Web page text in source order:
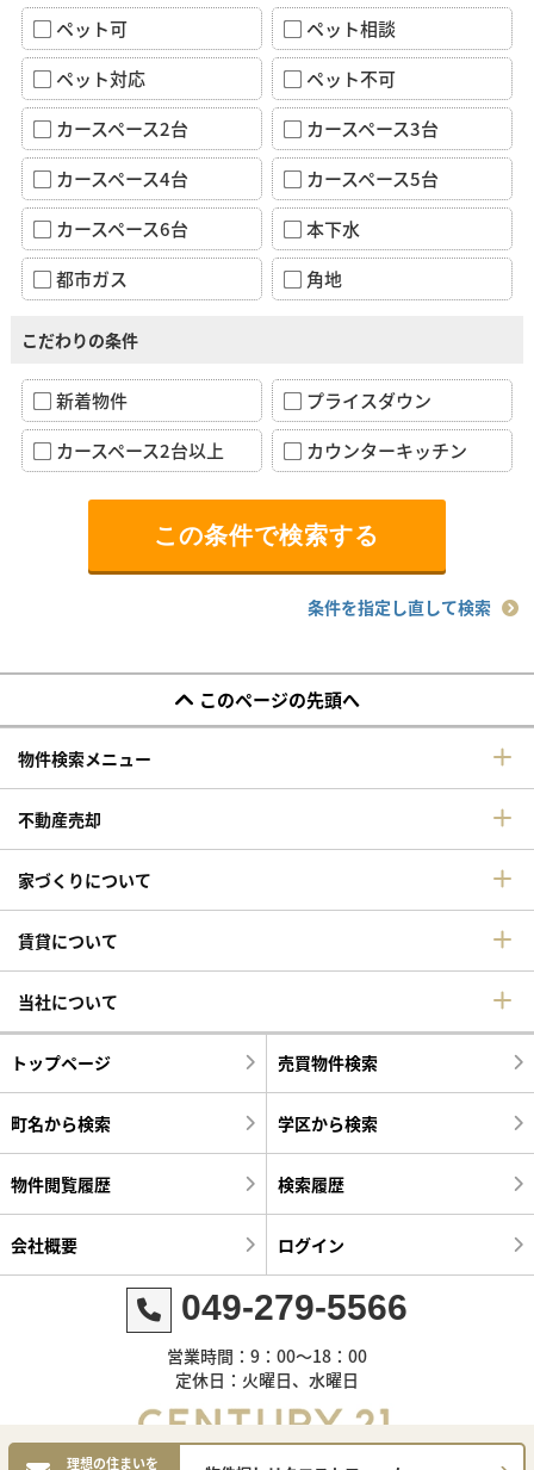
理想の住まいを
ペット可
ペット相談
ペット対応
ペット不可
カースペース2台
カースペース3台
カースペース4台
カースペース5台
カースペース6台
本下水
都市ガス
角地
こだわりの条件
新着物件
プライスダウン
カースペース2台以上
カウンターキッチン
条件を指定し直して検索
このページの先頭へ
物件検索メニュー
不動産売却
家づくりについて
賃貸について
当社について
トップページ 売買物件検索
町名から検索 学区から検索
物件閲覧履歴 検索履歴
会社概要 ログイン
049-279-5566
営業時間：9：00～18：00
定休日：火曜日、水曜日